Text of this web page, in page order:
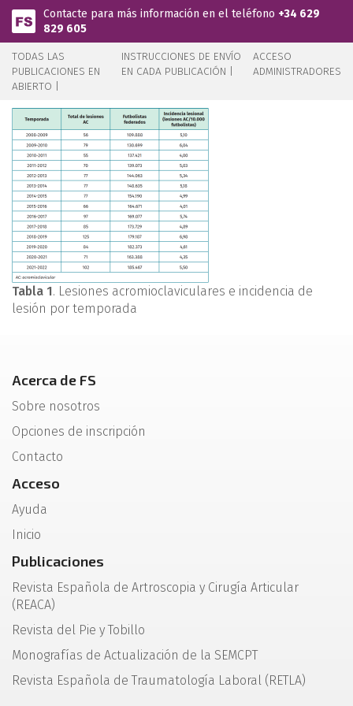
Pasar al contenido principal
Contacte para más información en el teléfono +34 629
829 605
TODAS LAS
PUBLICACIONES EN
ABIERTO |
INSTRUCCIONES DE ENVÍO
EN CADA PUBLICACIÓN |
ACCESO
ADMINISTRADORES
Tabla 1. Lesiones acromioclaviculares e incidencia de
lesión por temporada
Acerca de FS
Sobre nosotros
Opciones de inscripción
Contacto
Acceso
Ayuda
Inicio
Publicaciones
Revista Española de Artroscopia y Cirugía Articular
(REACA)
Revista del Pie y Tobillo
Monografías de Actualización de la SEMCPT
Revista Española de Traumatología Laboral (RETLA)